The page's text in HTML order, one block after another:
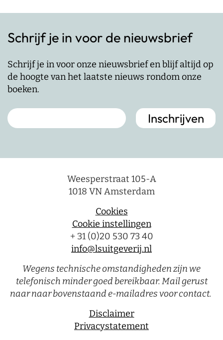
Schrijf je in voor de nieuwsbrief
Schrijf je in voor onze nieuwsbrief en blijf altijd op
de hoogte van het laatste nieuws rondom onze
boeken.
Weesperstraat 105-A
1018 VN Amsterdam
Cookies
Cookie instellingen
+ 31 (0)20 530 73 40
info@lsuitgeverij.nl
Wegens technische omstandigheden zijn we
telefonisch minder goed bereikbaar. Mail gerust
naar naar bovenstaand e-mailadres voor contact.
Disclaimer
Privacystatement